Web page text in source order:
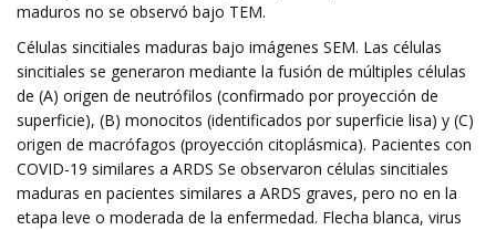
maduros no se observó bajo TEM.
Células sincitiales maduras bajo imágenes SEM. Las células
sincitiales se generaron mediante la fusión de múltiples células
de (A) origen de neutrófilos (confirmado por proyección de
superficie), (B) monocitos (identificados por superficie lisa) y (C)
origen de macrófagos (proyección citoplásmica). Pacientes con
COVID-19 similares a ARDS Se observaron células sincitiales
maduras en pacientes similares a ARDS graves, pero no en la
etapa leve o moderada de la enfermedad. Flecha blanca, virus